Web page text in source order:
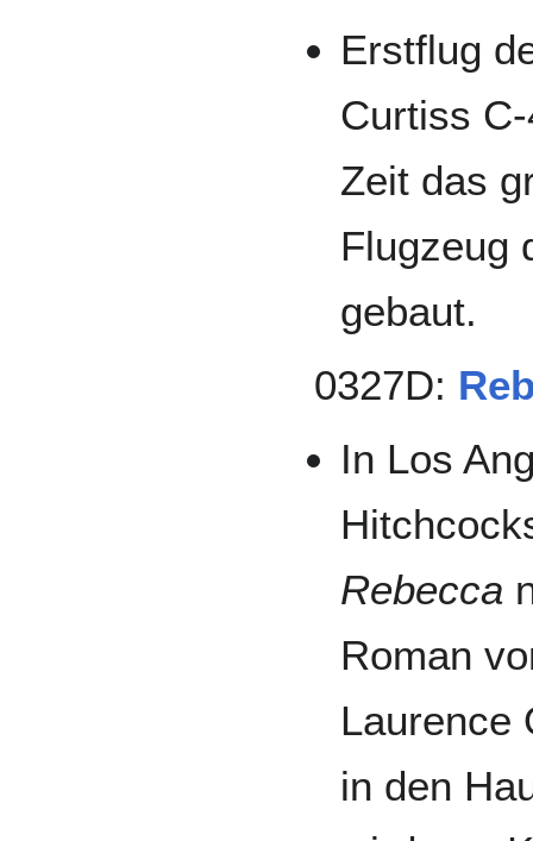
Erstflug
Curtiss
Zeit das
Flugzeug
gebaut.
0327D:
In Los
Rebecca
Roman
Laurence
in den